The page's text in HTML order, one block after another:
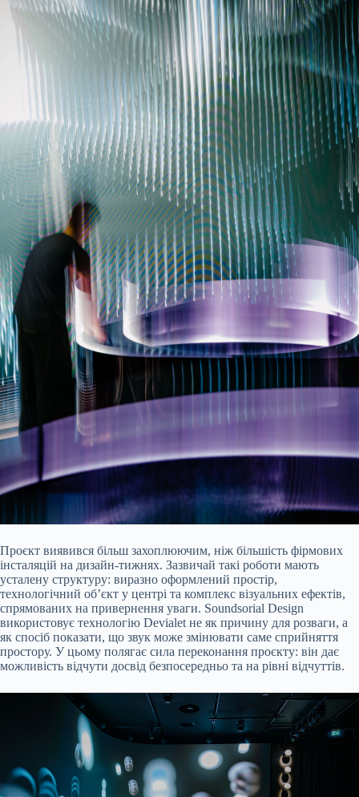
Проєкт виявився більш захоплюючим, ніж більшість фірмових
інсталяцій на дизайн-тижнях. Зазвичай такі роботи мають
усталену структуру: виразно оформлений простір,
технологічний об’єкт у центрі та комплекс візуальних ефектів,
спрямованих на привернення уваги. Soundsorial Design
використовує технологію Devialet не як причину для розваги, а
як спосіб показати, що звук може змінювати саме сприйняття
простору. У цьому полягає сила переконання проєкту: він дає
можливість відчути досвід безпосередньо та на рівні відчуттів.